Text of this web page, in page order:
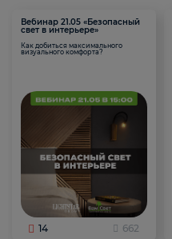
Вебинар 21.05 «Безопасный
свет в интерьере»
Как добиться максимального
визуального комфорта?
14 662